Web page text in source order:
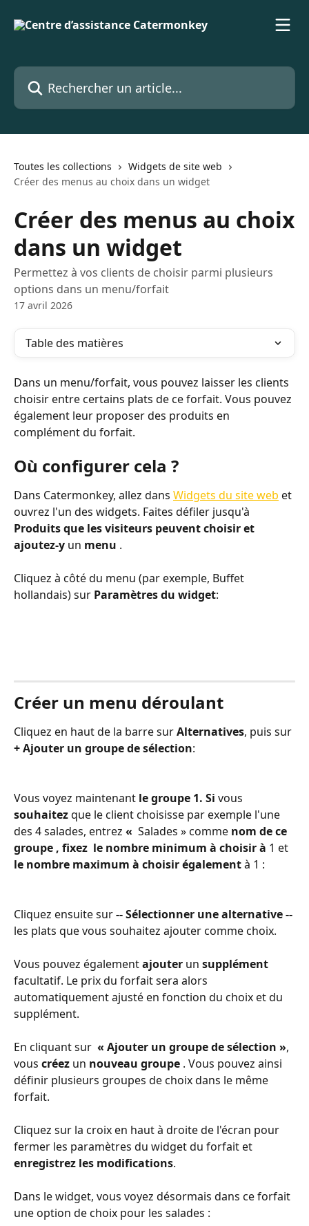
Rechercher un article...
Toutes les collections
Widgets de site web
Créer des menus au choix dans un widget
Créer des menus au choix
dans un widget
Permettez à vos clients de choisir parmi plusieurs
options dans un menu/forfait
17 avril 2026
Table des matières
Dans un menu/forfait, vous pouvez laisser les clients
choisir entre certains plats de ce forfait. Vous pouvez
également leur proposer des produits en
complément du forfait.
Où configurer cela ?
Dans Catermonkey, allez dans Widgets du site web et
ouvrez l'un des widgets. Faites défiler jusqu'à
Produits que les visiteurs peuvent choisir et
ajoutez-y un menu .
Cliquez à côté du menu (par exemple, Buffet
hollandais) sur Paramètres du widget:
Créer un menu déroulant
Cliquez en haut de la barre sur Alternatives, puis sur
+ Ajouter un groupe de sélection:
Vous voyez maintenant le groupe 1. Si vous
souhaitez que le client choisisse par exemple l'une
des 4 salades, entrez « Salades » comme nom de ce
groupe , fixez  le nombre minimum à choisir à 1 et
le nombre maximum à choisir également à 1 :
Cliquez ensuite sur -- Sélectionner une alternative --
les plats que vous souhaitez ajouter comme choix.
Vous pouvez également ajouter un supplément
facultatif. Le prix du forfait sera alors
automatiquement ajusté en fonction du choix et du
supplément.
En cliquant sur « Ajouter un groupe de sélection »,
vous créez un nouveau groupe . Vous pouvez ainsi
définir plusieurs groupes de choix dans le même
forfait.
Cliquez sur la croix en haut à droite de l'écran pour
fermer les paramètres du widget du forfait et
enregistrez les modifications.
Dans le widget, vous voyez désormais dans ce forfait
une option de choix pour les salades :